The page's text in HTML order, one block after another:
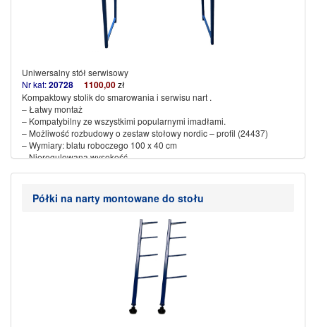
Uniwersalny stół serwisowy
Nr kat:20728 1100,00zł
Kompaktowy stolik do smarowania i serwisu nart .
– Łatwy montaż
– Kompatybilny ze wszystkimi popularnymi imadłami.
– Możliwość rozbudowy o zestaw stołowy nordic – profil (24437)
– Wymiary: blatu roboczego 100 x 40 cm
– Nieregulowana wysokość
(więcej…)
Półki na narty montowane do stołu